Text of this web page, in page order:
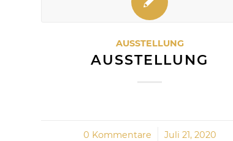
AUSSTELLUNG
AUSSTELLUNG
0 Kommentare
/ Juli 21, 2020